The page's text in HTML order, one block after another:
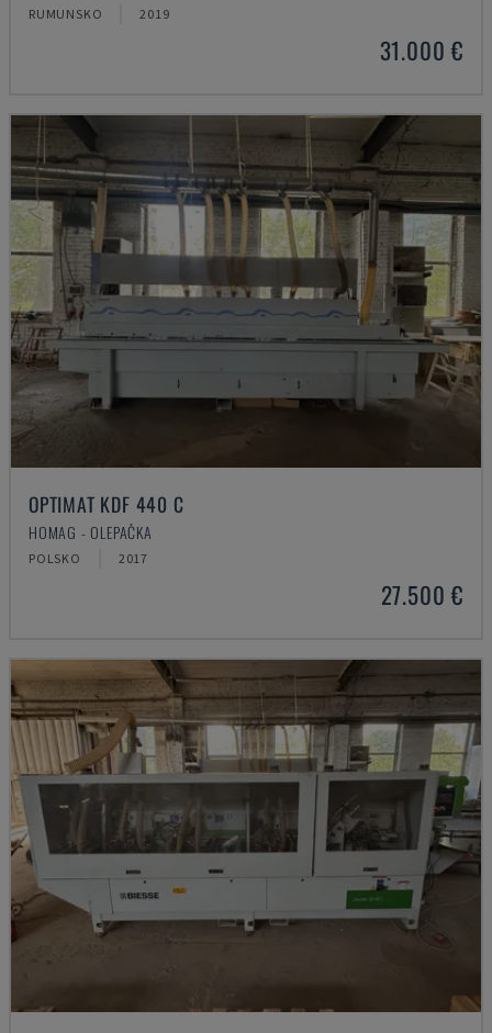
RUMUNSKO 2019
31.000 €
OPTIMAT KDF 440 C
HOMAG - OLEPAČKA
POLSKO 2017
27.500 €